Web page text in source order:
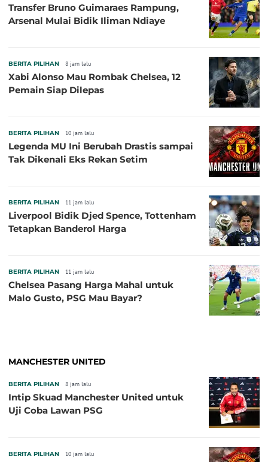
Transfer Bruno Guimaraes Rampung,
Arsenal Mulai Bidik Iliman Ndiaye
BERITA PILIHAN 8 jam lalu
Xabi Alonso Mau Rombak Chelsea, 12
Pemain Siap Dilepas
BERITA PILIHAN 10 jam lalu
Legenda MU Ini Berubah Drastis sampai
Tak Dikenali Eks Rekan Setim
BERITA PILIHAN 11 jam lalu
Liverpool Bidik Djed Spence, Tottenham
Tetapkan Banderol Harga
BERITA PILIHAN 11 jam lalu
Chelsea Pasang Harga Mahal untuk
Malo Gusto, PSG Mau Bayar?
MANCHESTER UNITED
BERITA PILIHAN 8 jam lalu
Intip Skuad Manchester United untuk
Uji Coba Lawan PSG
BERITA PILIHAN 10 jam lalu